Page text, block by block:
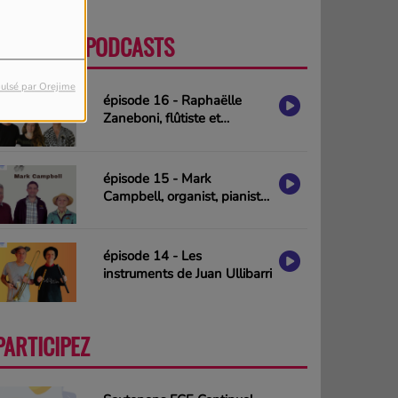
par Orejime
DERNIERS PODCASTS
épisode 16 - Raphaëlle
Zaneboni, flûtiste et
épisode 15 - Mark
Campbell, organist, pianist
épisode 14 - Les
instruments de Juan Ullibarri